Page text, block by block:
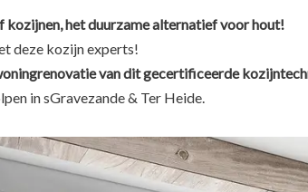
kozijnen, het duurzame alternatief voor hout!
deze kozijn experts!
van dit gecertificeerde
in sGravezande & Ter Heide.